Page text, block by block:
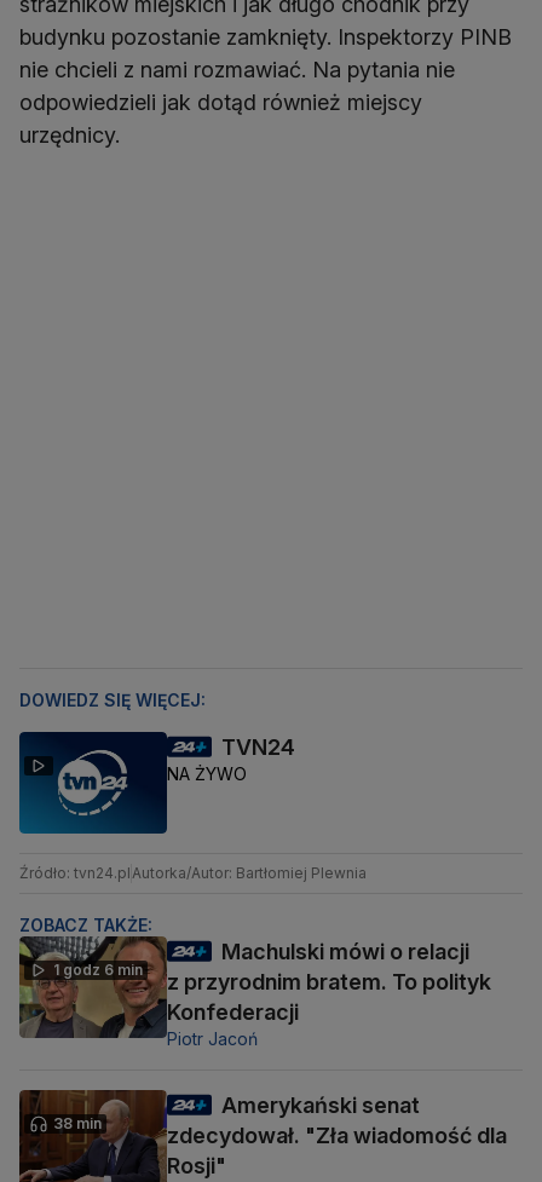
budynku pozostanie zamknięty. Inspektorzy PINB
nie chcieli z nami rozmawiać. Na pytania nie
odpowiedzieli jak dotąd również miejscy
urzędnicy.
DOWIEDZ SIĘ WIĘCEJ:
TVN24
NA ŻYWO
Źródło: tvn24.plAutorka/Autor: Bartłomiej Plewnia
ZOBACZ TAKŻE:
1 godz 6 min
Machulski mówi o relacji
z przyrodnim bratem. To polityk
Konfederacji
Piotr Jacoń
38 min
Amerykański senat
zdecydował. "Zła wiadomość dla
Rosji"